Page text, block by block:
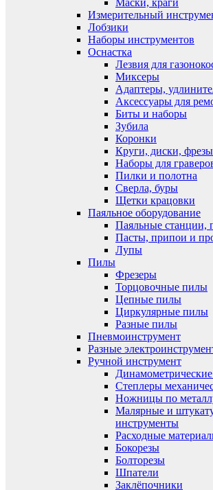
Маски, краги
Измерительный
Лобзики
Наборы инструментов
Оснастка
Лезвия для
Миксеры
Адаптеры,
Аксессуары для
Биты и наборы
Зубила
Коронки
Круги, диски, фрезы
Наборы для
Пилки и полотна
Сверла, буры
Щетки крацовки
Паяльное оборудование
Паяльные станции,
Пасты, припои и
Лупы
Пилы
Фрезеры
Торцовочные пилы
Цепные пилы
Циркулярные пилы
Разные пилы
Пневмоинструмент
Разные
Ручной инструмент
Степлеры
Ножницы по
Малярные и
инструменты
Расходные
Бокорезы
Болторезы
Шпатели
Заклёпочники